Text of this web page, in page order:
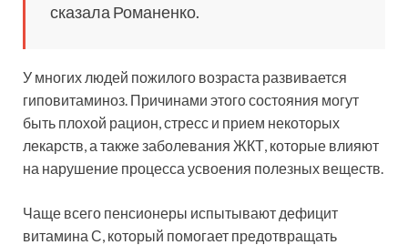
сказала Романенко.
У многих людей пожилого возраста развивается
гиповитаминоз. Причинами этого состояния могут
быть плохой рацион, стресс и прием некоторых
лекарств, а также заболевания ЖКТ, которые влияют
на нарушение процесса усвоения полезных веществ.
Чаще всего пенсионеры испытывают дефицит
витамина С, который помогает предотвращать